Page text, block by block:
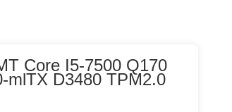
Core I5-7500 Q170
mlTX D3480 TPM2.0